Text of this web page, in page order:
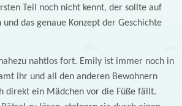
Teil noch nicht kennt, der sollte auf
das genaue Konzept der Geschichte
nahtlos fort. Emily ist immer noch in
ihr und all den anderen Bewohnern
direkt ein Mädchen vor die Füße fällt.